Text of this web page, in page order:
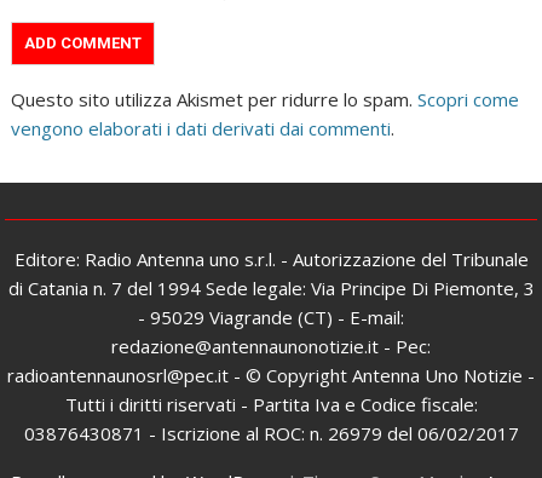
Questo sito utilizza Akismet per ridurre lo spam.Scopri come
vengono elaborati i dati derivati dai commenti.
Editore: Radio Antenna uno s.r.l. - Autorizzazione del Tribunale
di Catania n. 7 del 1994 Sede legale: Via Principe Di Piemonte, 3
- 95029 Viagrande (CT) - E-mail:
redazione@antennaunonotizie.it - Pec:
radioantennaunosrl@pec.it - © Copyright Antenna Uno Notizie -
Tutti i diritti riservati - Partita Iva e Codice fiscale:
03876430871 - Iscrizione al ROC: n. 26979 del 06/02/2017